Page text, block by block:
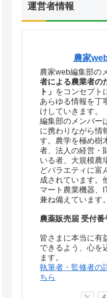
運営者情報
農家
農家web編集部の
者による農業者の
ト」
をコンセプト
あらゆる情報を丁
けしていきます。
編集部のメンバー
に携わりながら情
す。農学を極め樹
者、法人の経営・
いる者、大規模農
どバラエティに富
成されています。
マート農業機器、
兼ね備えています。
農薬販売届 受付
皆さまに本当に有
できるよう、心を
ます。
執筆者・監修者の
ちら